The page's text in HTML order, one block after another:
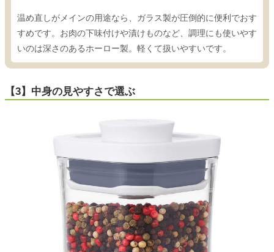
温め直しがメインの用途なら、ガラス製が圧倒的に便利でおす
すめです。お肉の下味付けや漬けものなど、調理にも使いやす
いのは深さのあるホーロー製。軽くて扱いやすいです。
【3】中身の見やすさで選ぶ